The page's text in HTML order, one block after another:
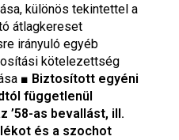
különös tekintettel a
átlagkereset
irányuló egyéb
kötelezettség
■ Biztosított egyéni
függetlenül
’58-as bevallást, ill.
és a szochot